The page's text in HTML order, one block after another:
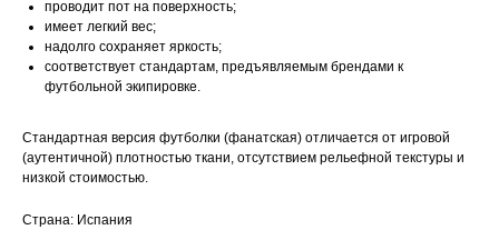
проводит пот на поверхность;
имеет легкий вес;
надолго сохраняет яркость;
соответствует стандартам, предъявляемым брендами к
футбольной экипировке.
Стандартная версия футболки (фанатская) отличается от игровой
(аутентичной) плотностью ткани, отсутствием рельефной текстуры и
низкой стоимостью.
Страна: Испания